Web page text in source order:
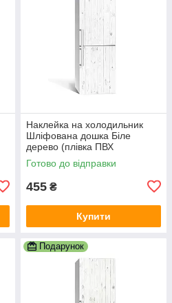
Наклейка на холодильник
Шліфована дошка Біле
дерево (плівка ПВХ
фотодрук) 600х1800 мм
Текстури Сірий
Готово до відправки
455 ₴
Купити
Подарунок